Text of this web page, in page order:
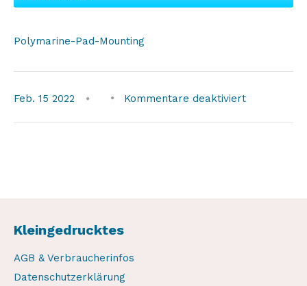
Polymarine-Pad-Mounting
Feb. 15 2022 Kommentare deaktiviertfür
Kleingedrucktes
AGB & Verbraucherinfos
Datenschutzerklärung